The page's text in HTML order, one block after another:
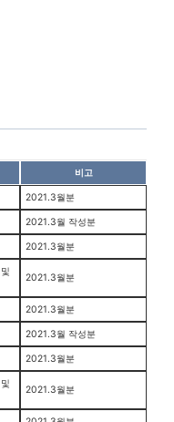
비고
2021.3월분
2021.3월 작성분
2021.3월분
2021.3월분
2021.3월분
2021.3월 작성분
2021.3월분
2021.3월분